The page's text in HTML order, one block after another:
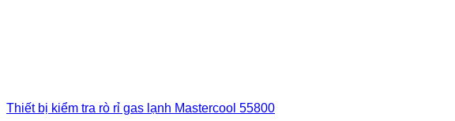
Thiết bị kiểm tra rò rỉ gas lạnh Mastercool 55800